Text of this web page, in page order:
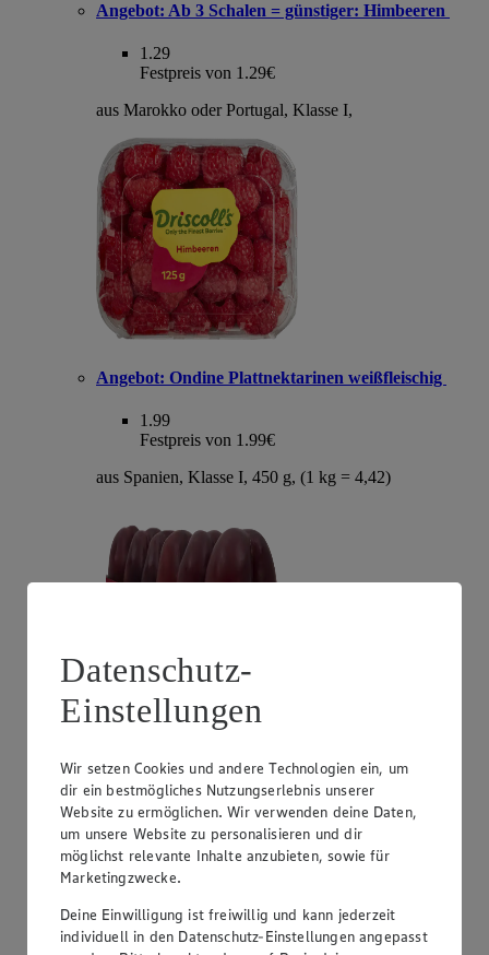
Angebot: Ab 3 Schalen = günstiger: Himbeeren
1.29
Festpreis von 1.29€
aus Marokko oder Portugal, Klasse I,
Angebot: Ondine Plattnektarinen weißfleischig
1.99
Festpreis von 1.99€
aus Spanien, Klasse I, 450 g, (1 kg = 4,42)
1.49
Festpreis von 1.49€
aus Süddeutschland, Klasse I, 1 kg
Datenschutz-
Einstellungen
Wir setzen Cookies und andere Technologien ein, um
dir ein bestmögliches Nutzungserlebnis unserer
Website zu ermöglichen. Wir verwenden deine Daten,
um unsere Website zu personalisieren und dir
möglichst relevante Inhalte anzubieten, sowie für
Marketingzwecke.
Deine Einwilligung ist freiwillig und kann jederzeit
individuell in den Datenschutz-Einstellungen angepasst